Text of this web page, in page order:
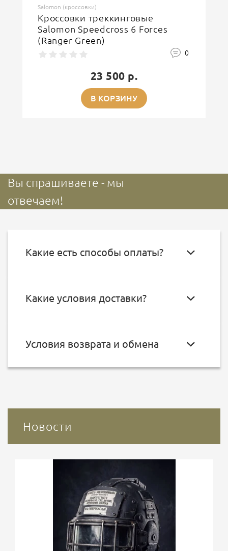
Salomon (кроссовки)
Кроссовки треккинговые
Salomon Speedcross 6 Forces
(Ranger Green)
0
23 500 р.
В КОРЗИНУ
Вы спрашиваете - мы
отвечаем!
Какие есть способы оплаты?
Какие условия доставки?
Условия возврата и обмена
Новости